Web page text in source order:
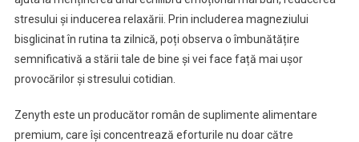
stresului și inducerea relaxării. Prin includerea magneziului
bisglicinat în rutina ta zilnică, poți observa o îmbunătățire
semnificativă a stării tale de bine și vei face față mai ușor
provocărilor și stresului cotidian.
Zenyth este un producător român de suplimente alimentare
premium, care își concentrează eforturile nu doar către